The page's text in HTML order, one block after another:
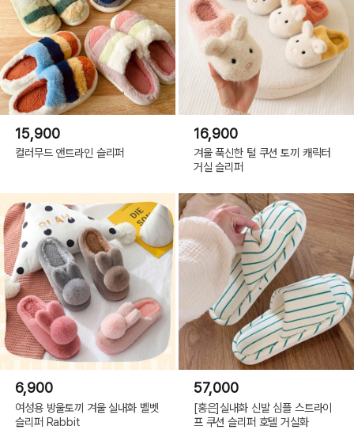
15,900
컬러무드 앤트라인 슬리퍼
16,900
겨울 푹신한 털 쿠션 토끼 캐릭터
거실 슬리퍼
6,900
여성용 방울토끼 겨울 실내화 벨벳
슬리퍼 Rabbit
57,000
[홍은]실내화 신발 심플 스트라이
프 쿠션 슬리퍼 호텔 거실화